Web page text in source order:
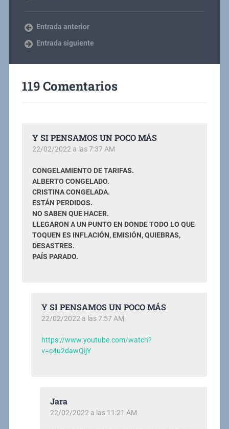
Entrada anterior
Entrada siguiente
119 Comentarios
Y SI PENSAMOS UN POCO MÁS
22/02/2022 a las 7:37 AM
CONGELAMIENTO DE TARIFAS.
ALBERTO CONGELADO.
CRISTINA CONGELADA.
ESTÁN PERDIDOS.
NO SABEN QUE HACER.
LLEGARON A UN PUNTO EN DONDE TODO LO QUE
TOQUEN ES INFLACIÓN, EMISIÓN, QUIEBRAS,
DESASTRES.
PAÍS PARADO.
Y SI PENSAMOS UN POCO MÁS
22/02/2022 a las 7:57 AM
https://www.youtube.com/watch?
v=c4u2dawQijY
Jara
22/02/2022 a las 11:21 AM